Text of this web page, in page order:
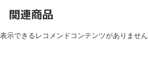
関連商品
表示できるレコメンドコンテンツがありません